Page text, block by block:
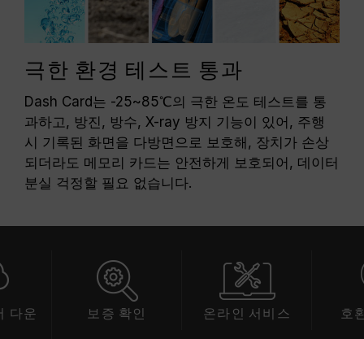
극한 환경 테스트 통과
Dash Card는 -25~85℃의 극한 온도 테스트를 통
과하고, 방진, 방수, X-ray 방지 기능이 있어, 주행
시 기록된 화면을 다방면으로 보호해, 장치가 손상
되더라도 메모리 카드는 안전하게 보호되어, 데이터
분실 걱정할 필요 없습니다.
다운
보증 확인 온라인 서비스 호